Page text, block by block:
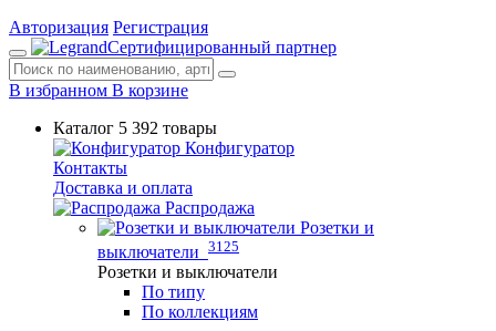
Авторизация Регистрация
Сертифицированный партнер
В избранном В корзине
Каталог 5 392 товары
Конфигуратор
Контакты
Доставка и оплата
Распродажа
Розетки и
выключатели 3125
Розетки и выключатели
По типу
По коллекциям